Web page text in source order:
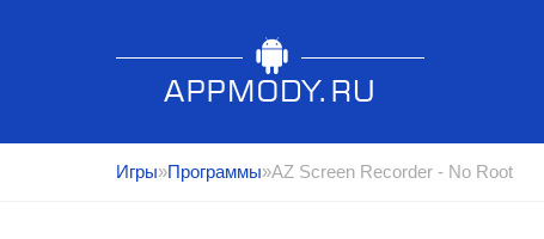
Игры»Программы»AZ Screen Recorder - No Root